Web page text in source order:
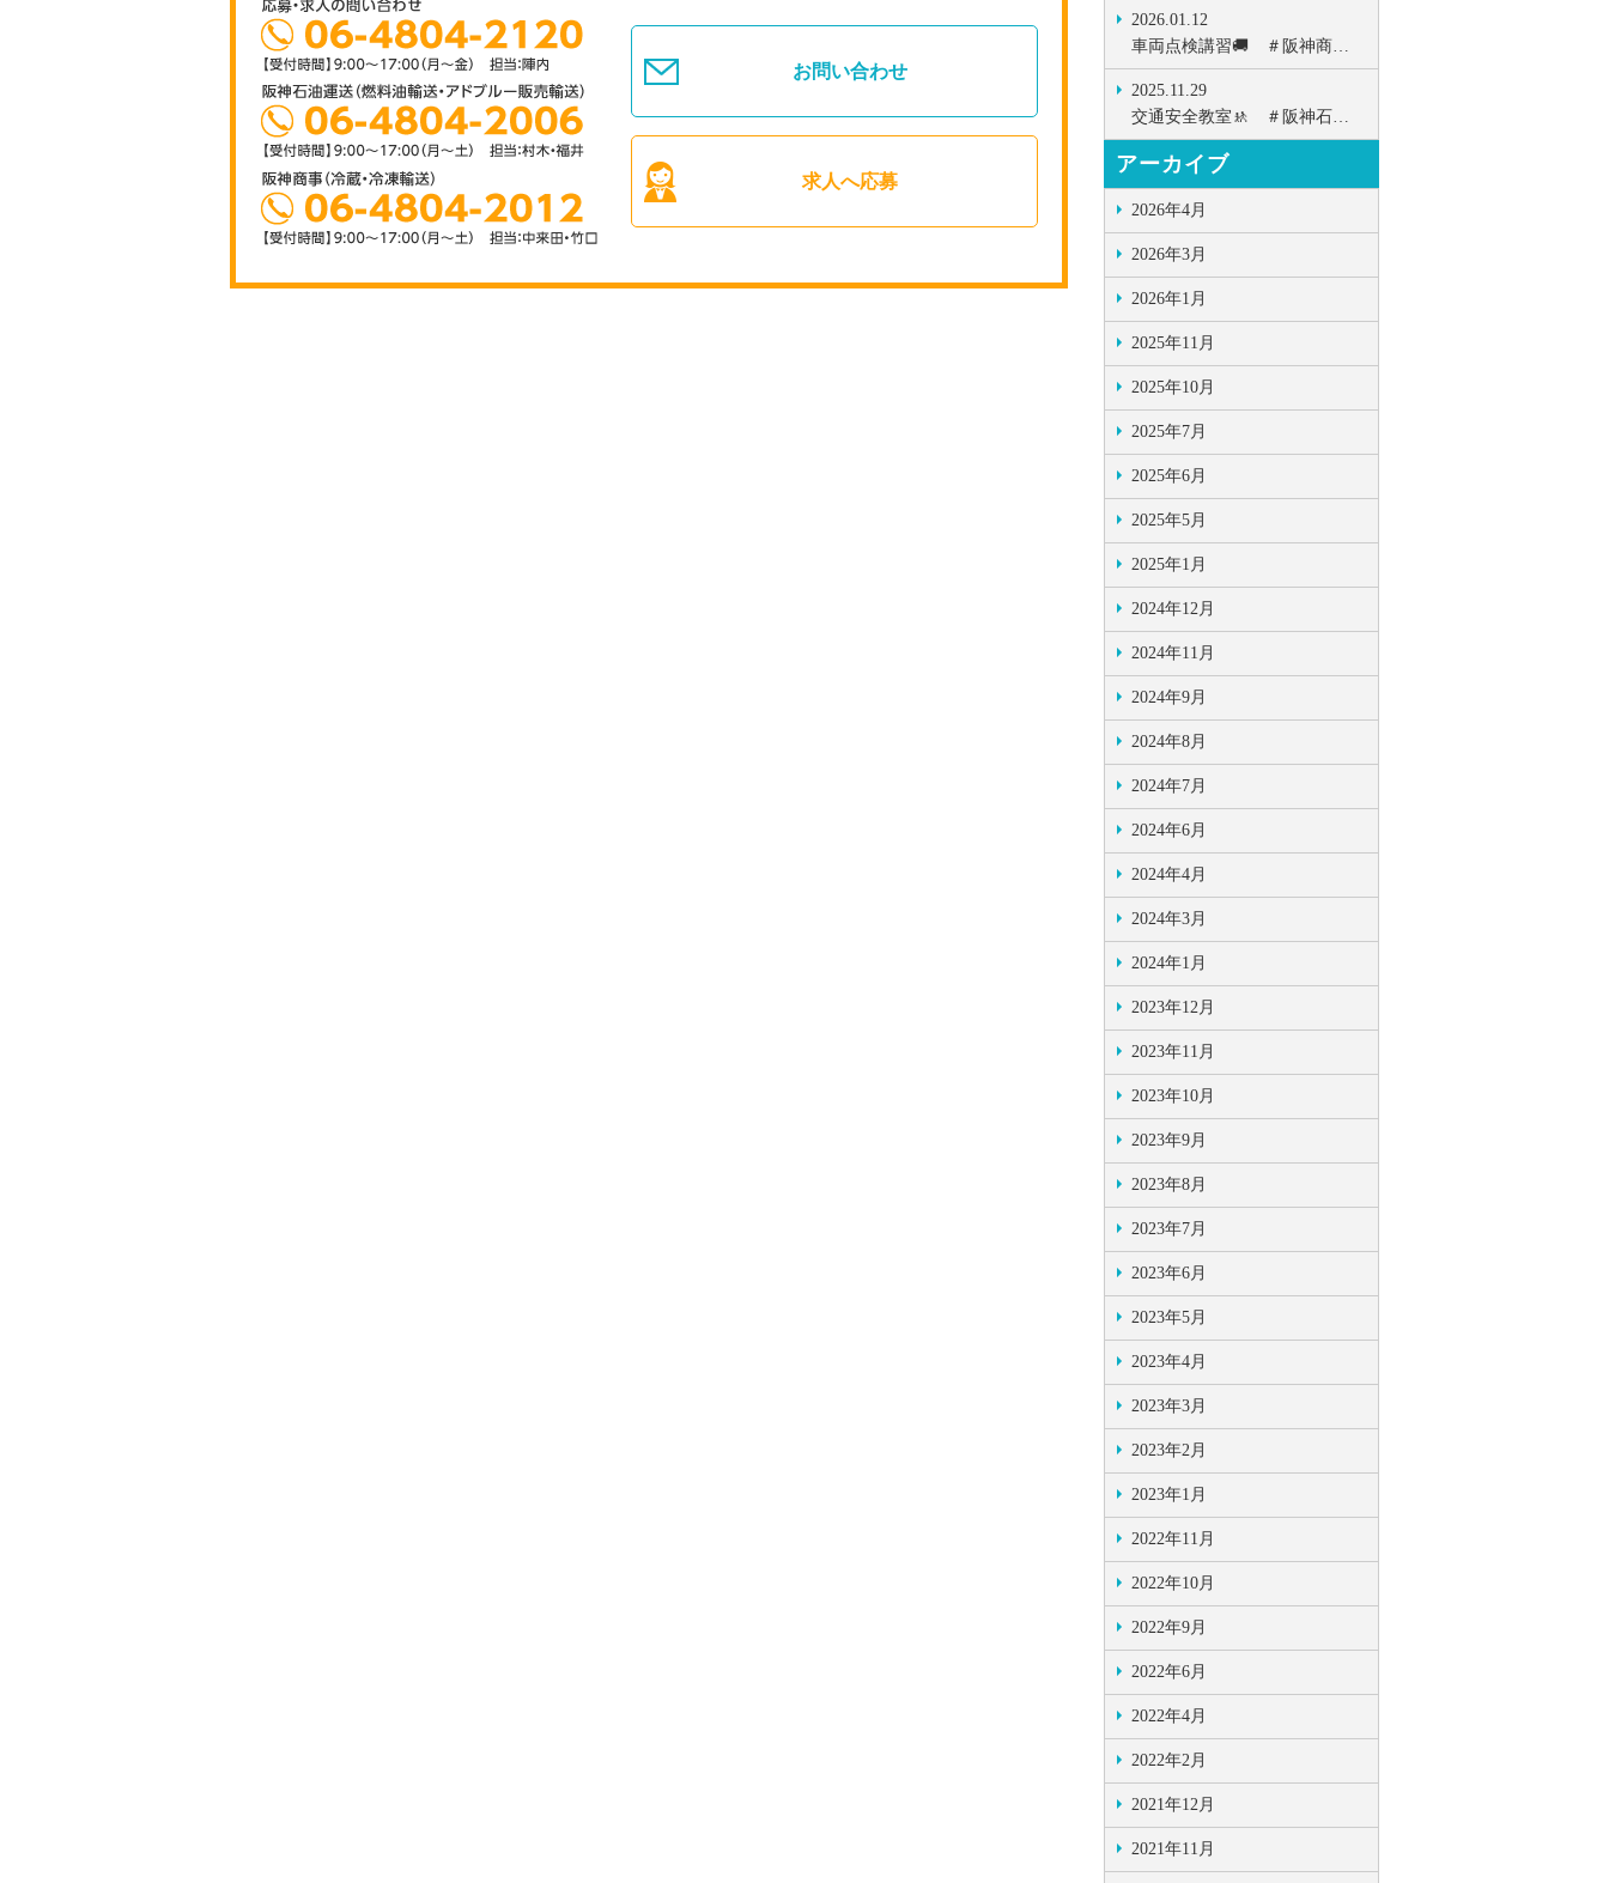
お問い合わせ
求人へ応募
2026.01.12
車両点検講習🚚 ＃阪神商…
2025.11.29
交通安全教室🚸 ＃阪神石…
アーカイブ
2026年4月
2026年3月
2026年1月
2025年11月
2025年10月
2025年7月
2025年6月
2025年5月
2025年1月
2024年12月
2024年11月
2024年9月
2024年8月
2024年7月
2024年6月
2024年4月
2024年3月
2024年1月
2023年12月
2023年11月
2023年10月
2023年9月
2023年8月
2023年7月
2023年6月
2023年5月
2023年4月
2023年3月
2023年2月
2023年1月
2022年11月
2022年10月
2022年9月
2022年6月
2022年4月
2022年2月
2021年12月
2021年11月